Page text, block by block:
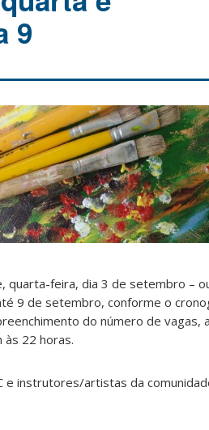
9
quarta-feira, dia 3 de setembro –
9 de setembro, conforme o
do número de vagas,
22 horas.
e instrutores/artistas da